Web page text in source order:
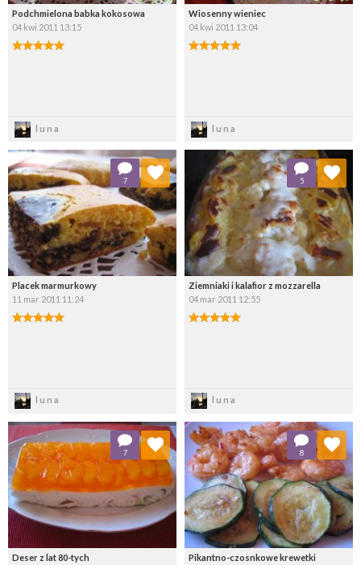
Podchmielona babka kokosowa
04 kwi 2011 13:15
luna
Wiosenny wieniec
04 kwi 2011 13:04
luna
Placek marmurkowy
11 mar 2011 11:24
luna
7
Dodaj do ulubionych
Wybierz listę:
Ziemniaki i kalafior z mozzarella
04 mar 2011 12:55
luna
5
Dodaj do ulubionych
Wybierz listę:
Deser z lat 80-tych
7
Dodaj do ulubionych
Wybierz listę:
Pikantno-czosnkowe krewetki
8
Dodaj do ulubionych
Wybierz listę: